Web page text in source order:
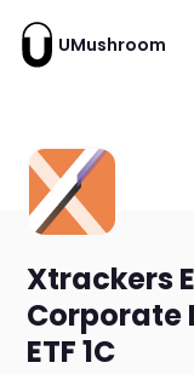
UMushroom
Xtrackers
Corporate
ETF 1C